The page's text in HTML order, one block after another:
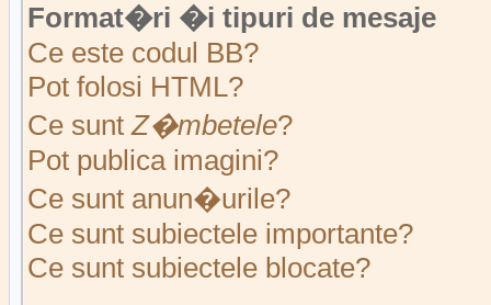
Format�ri �i tipuri de mesaje
Ce este codul BB?
Pot folosi HTML?
Ce suntZ�mbetele?
Pot publica imagini?
Ce sunt anun�urile?
Ce sunt subiectele importante?
Ce sunt subiectele blocate?